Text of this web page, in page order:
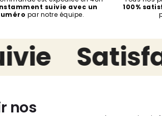
suivie avec un
par notre équipe.
100%
Satisfait
nos